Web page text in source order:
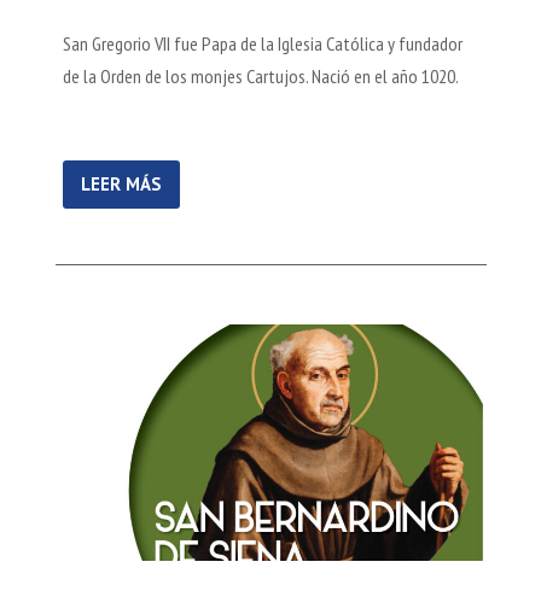
San Gregorio VII fue Papa de la Iglesia Católica y fundador
de la Orden de los monjes Cartujos. Nació en el año 1020.
LEER MÁS